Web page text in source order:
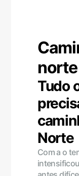
norte
Tudo
Norte
Com a o